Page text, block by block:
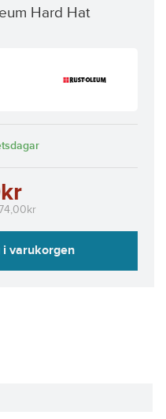
Hard Hat
i varukorgen